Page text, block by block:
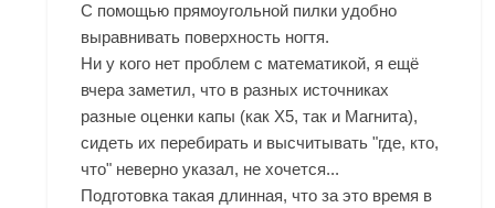
С помощью прямоугольной пилки удобно
выравнивать поверхность ногтя.
Ни у кого нет проблем с математикой, я ещё
вчера заметил, что в разных источниках
разные оценки капы (как Х5, так и Магнита),
сидеть их перебирать и высчитывать "где, кто,
что" неверно указал, не хочется...
Подготовка такая длинная, что за это время в